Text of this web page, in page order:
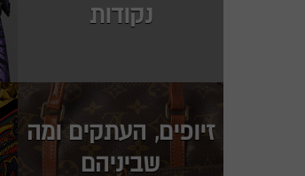
נקודות
זיופים, העתקים ומה
שביניהם